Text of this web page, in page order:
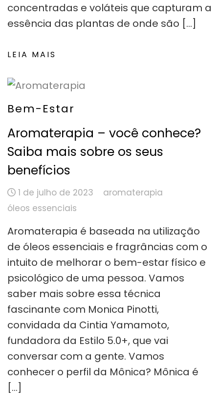
concentradas e voláteis que capturam a
essência das plantas de onde são […]
LEIA MAIS
Bem-Estar
Aromaterapia – você conhece?
Saiba mais sobre os seus
benefícios
1 de julho de 2023
aromaterapia
óleos essenciais
Aromaterapia é baseada na utilização
de óleos essenciais e fragrâncias com o
intuito de melhorar o bem-estar físico e
psicológico de uma pessoa. Vamos
saber mais sobre essa técnica
fascinante com Monica Pinotti,
convidada da Cintia Yamamoto,
fundadora da Estilo 5.0+, que vai
conversar com a gente. Vamos
conhecer o perfil da Mônica? Mônica é
[…]